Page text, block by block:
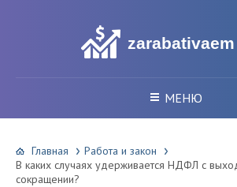
zarabativaem
МЕНЮ
Главная
Работа и закон
В каких случаях удерживается НДФЛ с
сокращении?